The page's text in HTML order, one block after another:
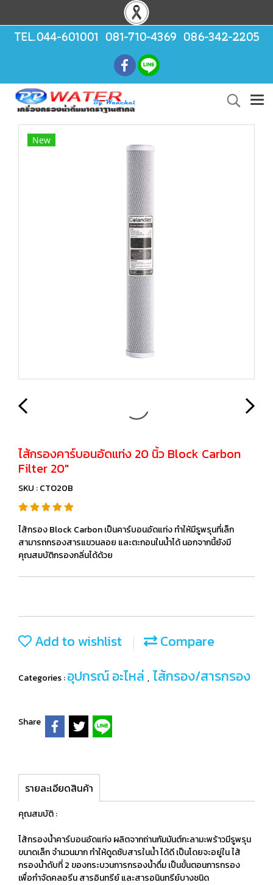
TEL.044-601001 081-710-4369 086-342-2205
New
ไส้กรองคาร์บอนอัดแท่ง 20 นิ้ว Block Carbon
Filter 20″
SKU : CTO20B
ไส้กรอง Block Carbon เป็นคาร์บอนอัดแท่ง ทำให้มีรูพรุนที่เล็ก
สามารถกรองสารแขวนลอย และตะกอนในน้ำได้ นอกจากนี้ยังมี
คุณสมบัติกรองกลิ่นได้ด้วย
Add to wishlist Compare
Categories :อุปกรณ์ อะไหล่ , ไส้กรอง/สารกรอง
Share
รายละเอียดสินค้า
คุณสมบัติ :
ไส้กรองน้ำคาร์บอนอัดแท่ง ผลิตจากถ่านกัมมันต์กะลามะพร้าวมีรูพรุน
ขนาดเล็ก จำนวนมาก ทำให้ดูดซับสารในน้ำ ได้ดี เป็นโดยจะอยู่ใน ไส้
กรองน้ำดับที่ 2 ของกระบวนการกรองน้ำดื่ม เป็นขั้นตอนการกรอง
เพื่อกำจัดคลอรีน สารอินทรีย์ และสารอนินทรีย์บางชนิด